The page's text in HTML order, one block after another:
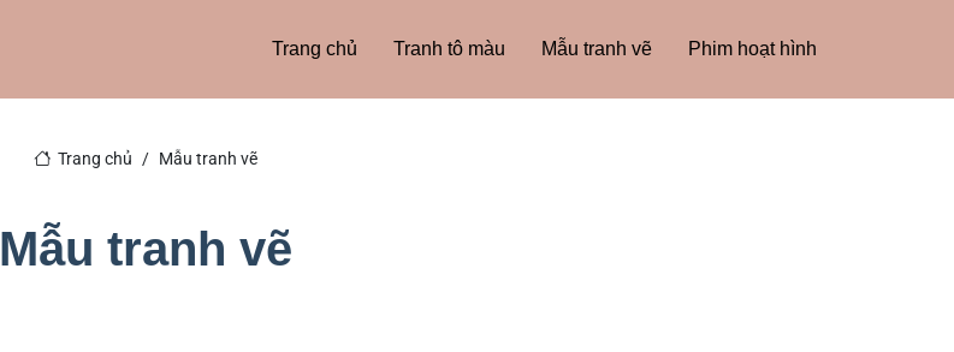
Trang chủ Tranh tô màu Mẫu tranh vẽ Phim hoạt hình
Trang chủ Mẫu tranh vẽ
Mẫu tranh vẽ